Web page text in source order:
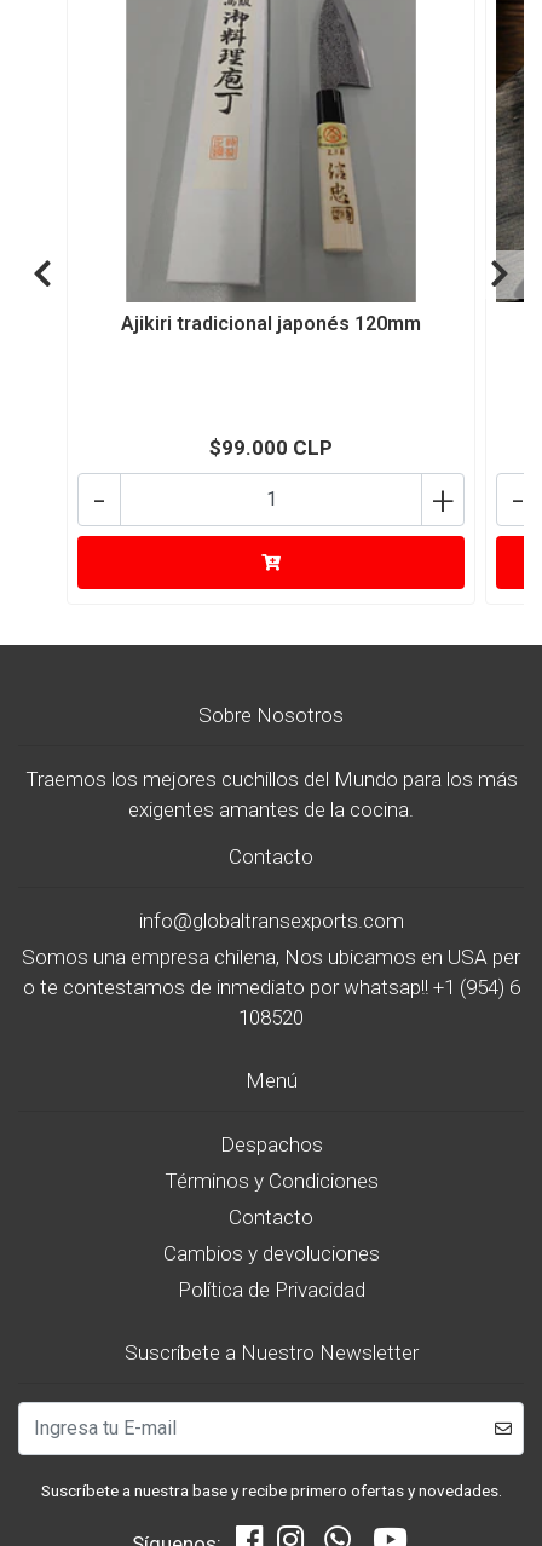
Ajikiri tradicional japonés 120mm
$99.000 CLP
+
- -
Sobre Nosotros
Traemos los mejores cuchillos del Mundo para los más
exigentes amantes de la cocina.
Contacto
info@globaltransexports.com
Somos una empresa chilena, Nos ubicamos en USA per
o te contestamos de inmediato por whatsap!! +1 (954) 6
108520
Menú
Despachos
Términos y Condiciones
Contacto
Cambios y devoluciones
Política de Privacidad
Suscríbete a Nuestro Newsletter
Suscríbete a nuestra base y recibe primero ofertas y novedades.